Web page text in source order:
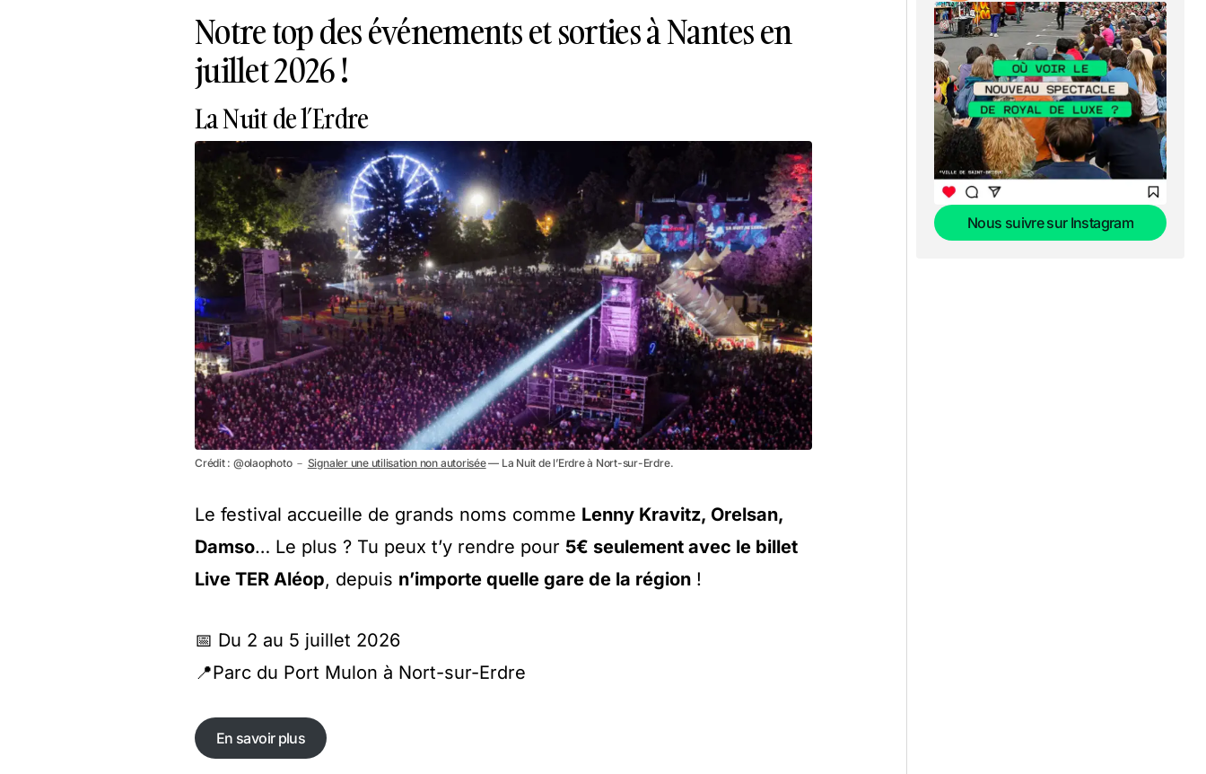
Notre top des événements et sorties à Nantes en
juillet 2026 !
La Nuit de l’Erdre
Crédit : @olaophoto － Signaler une utilisation non autorisée— La Nuit de l’Erdre à Nort-sur-Erdre.
Le festival accueille de grands noms comme Lenny Kravitz, Orelsan,
Damso… Le plus ? Tu peux t’y rendre pour 5€ seulement avec le billet
Live TER Aléop, depuis n’importe quelle gare de la région !
📅 Du 2 au 5 juillet 2026
📍Parc du Port Mulon à Nort-sur-Erdre
En savoir plus
En savoir plus
Nous suivre sur Instagram